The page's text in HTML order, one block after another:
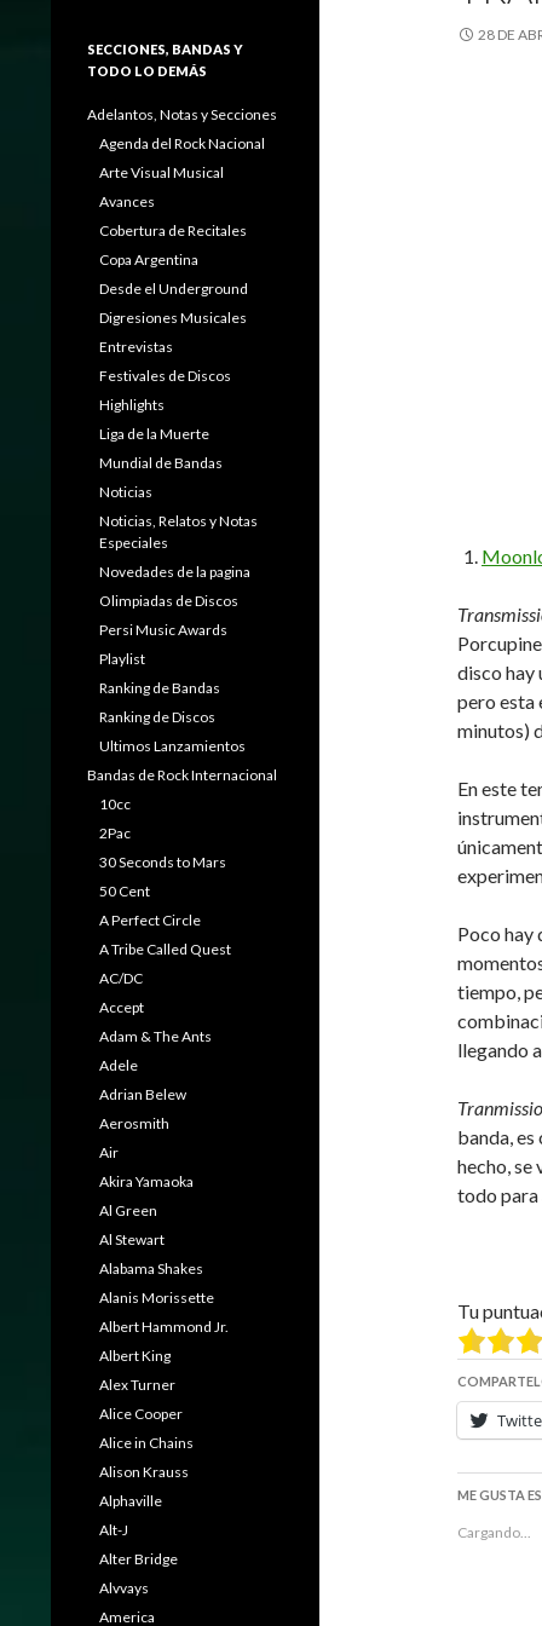
28 DE
disco hay
pero esta
minutos)
En este
Poco hay
tiempo,
llegando
banda,
hecho, se
todo para
Tu
ME GUSTA
Cargando...
SECCIONES, BANDAS Y
TODO LO DEMÁS
Adelantos, Notas y Secciones
Agenda del Rock Nacional
Arte Visual Musical
Avances
Cobertura de Recitales
Copa Argentina
Desde el Underground
Digresiones Musicales
Entrevistas
Festivales de Discos
Highlights
Liga de la Muerte
Mundial de Bandas
Noticias
Noticias, Relatos y Notas
Especiales
Novedades de la pagina
Olimpiadas de Discos
Persi Music Awards
Playlist
Ranking de Bandas
Ranking de Discos
Ultimos Lanzamientos
Bandas de Rock Internacional
10cc
2Pac
30 Seconds to Mars
50 Cent
A Perfect Circle
A Tribe Called Quest
AC/DC
Accept
Adam & The Ants
Adele
Adrian Belew
Aerosmith
Air
Akira Yamaoka
Al Green
Al Stewart
Alabama Shakes
Alanis Morissette
Albert Hammond Jr.
Albert King
Alex Turner
Alice Cooper
Alice in Chains
Alison Krauss
Alphaville
Alt-J
Alter Bridge
Alvvays
America